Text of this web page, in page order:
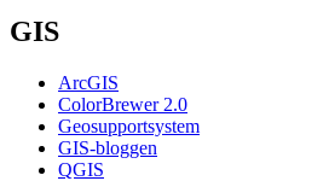
GIS
ArcGIS
ColorBrewer 2.0
Geosupportsystem
GIS-bloggen
QGIS